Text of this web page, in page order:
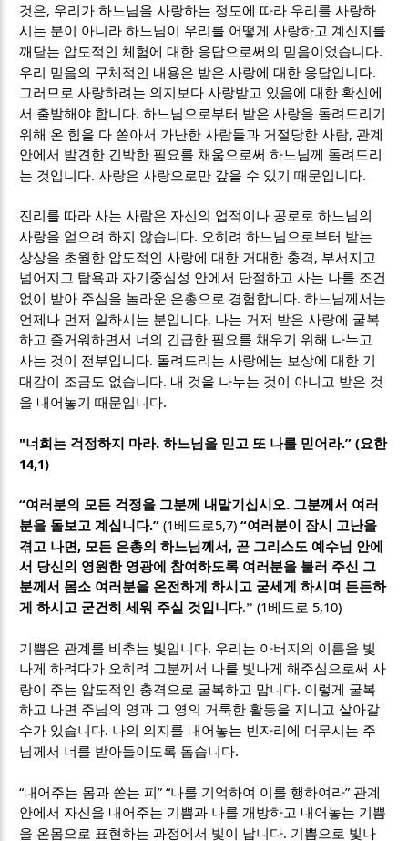
것은, 우리가 하느님을 사랑하는 정도에 따라 우리를 사랑하
시는 분이 아니라 하느님이 우리를 어떻게 사랑하고 계신지를
깨닫는 압도적인 체험에 대한 응답으로써의 믿음이었습니다.
우리 믿음의 구체적인 내용은 받은 사랑에 대한 응답입니다.
그러므로 사랑하려는 의지보다 사랑받고 있음에 대한 확신에
서 출발해야 합니다.하느님으로부터 받은 사랑을 돌려드리기
위해 온 힘을 다 쏟아서 가난한 사람들과 거절당한 사람, 관계
안에서 발견한 긴박한 필요를 채움으로써 하느님께 돌려드리
는 것입니다.사랑은 사랑으로만 갚을 수 있기 때문입니다.
진리를 따라 사는 사람은 자신의 업적이나 공로로 하느님의
사랑을 얻으려 하지 않습니다. 오히려 하느님으로부터 받는
상상을 초월한 압도적인 사랑에 대한 거대한 충격, 부서지고
넘어지고 탐욕과 자기중심성 안에서 단절하고 사는 나를 조건
없이 받아 주심을 놀라운 은총으로 경험합니다.하느님께서는
언제나 먼저 일하시는 분입니다. 나는 거저 받은 사랑에 굴복
하고 즐거워하면서 너의 긴급한 필요를 채우기 위해 나누고
사는 것이 전부입니다. 돌려드리는 사랑에는 보상에 대한 기
대감이 조금도 없습니다. 내 것을 나누는 것이 아니고 받은 것
을 내어놓기 때문입니다.
"너희는 걱정하지 마라.하느님을 믿고 또 나를 믿어라.” (요한
14,1)
“여러분의 모든 걱정을 그분께 내맡기십시오. 그분께서 여러
분을 돌보고 계십니다.” (1베드로5,7)“여러분이 잠시 고난을
겪고 나면 , 모든 은총의 하느님께서 , 곧 그리스도 예수님 안에
서 당신의 영원한 영광에 참여하도록 여러분을 불러 주신 그
분께서 몸소 여러분을 온전하게 하시고 굳세게 하시며 든든하
게 하시고 굳건히 세워 주실 것입니다.” (1베드로 5,10)
기쁨은 관계를 비추는 빛입니다. 우리는 아버지의 이름을 빛
나게 하려다가 오히려 그분께서 나를 빛나게 해주심으로써 사
랑이 주는 압도적인 충격으로 굴복하고 맙니다. 이렇게 굴복
하고 나면 주님의 영과 그 영의 거룩한 활동을 지니고 살아갈
수가 있습니다. 나의 의지를 내어놓는 빈자리에 머무시는 주
님께서 너를 받아들이도록 돕습니다.
“내어주는 몸과 쏟는 피” “나를 기억하여 이를 행하여라” 관계
안에서 자신을 내어주는 기쁨과 나를 개방하고 내어놓는 기쁨
을 온몸으로 표현하는 과정에서 빛이 납니다. 기쁨으로 빛나